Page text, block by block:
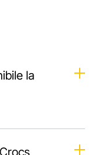
la
și timp liber.